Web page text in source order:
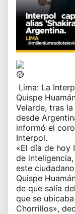
Lima: La
Quispe
Velarde, tras
desde
informó el
Interpol.
«El día de hoy
de
este
Quispe
de que salía
que se
Chorrillos»,